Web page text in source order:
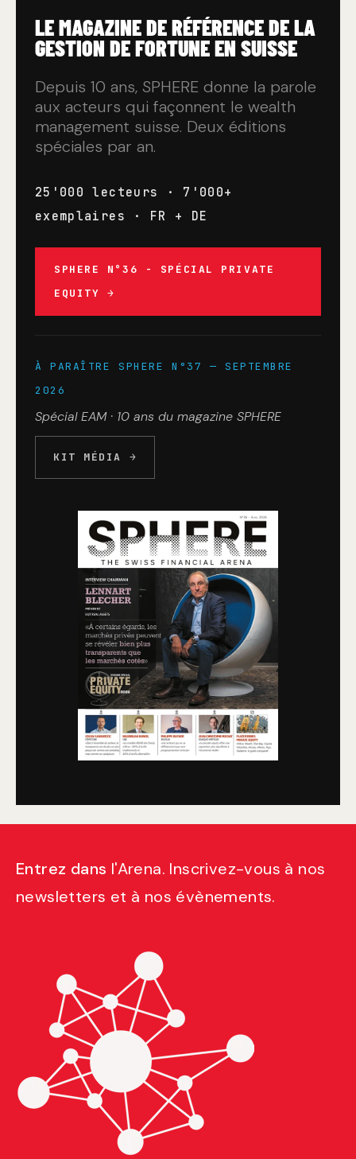
LE MAGAZINE DE RÉFÉRENCE DE LA
GESTION DE FORTUNE EN SUISSE
Depuis 10 ans, SPHERE donne la parole
aux acteurs qui façonnent le wealth
management suisse. Deux éditions
spéciales par an.
25'000 lecteurs · 7'000+
exemplaires · FR + DE
SPHERE N°36 - SPÉCIAL PRIVATE
EQUITY →
À PARAÎTRE SPHERE N°37 — SEPTEMBRE
2026
Spécial EAM · 10 ans du magazine SPHERE
KIT MÉDIA →
Entrez dans l'Arena. Inscrivez-vous à nos
newsletters et à nos évènements.